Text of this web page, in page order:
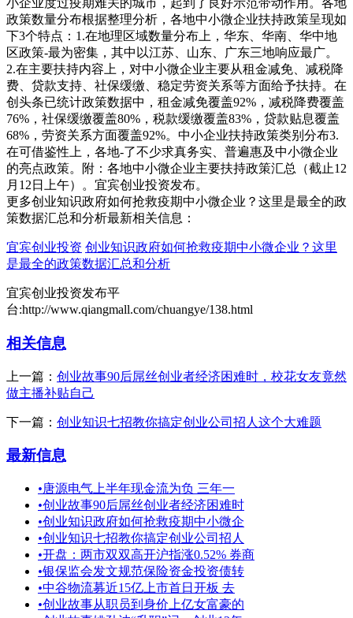
小企业度过疫期难关的城市，起到了良好示范带动作用。各地
政策数量分布根据整理分析，各地中小微企业扶持政策呈现如
下3个特点：1.在地理区域数量分布上，华东、华南、华中地
区政策-最为密集，其中以江苏、山东、广东三地响应最广。
2.在主要扶持内容上，对中小微企业主要从租金减免、减税降
费、贷款支持、社保缓缴、稳定劳资关系等方面给予扶持。在
创头条已统计政策数据中，租金减免覆盖92%，减税降费覆盖
76%，社保缓缴覆盖80%，税款缓缴覆盖83%，贷款贴息覆盖
68%，劳资关系方面覆盖92%。中小企业扶持政策类别分布3.
在可借鉴性上，各地-了不少求真务实、普遍惠及中小微企业
的亮点政策。附：各地中小微企业主要扶持政策汇总（截止12
月12日上午）。宜宾创业投资发布。
更多创业知识政府如何抢救疫期中小微企业？这里是最全的政
策数据汇总和分析最新相关信息：
宜宾创业投资 创业知识政府如何抢救疫期中小微企业？这里
是最全的政策数据汇总和分析
宜宾创业投资发布平
台:http://www.qiangmall.com/chuangye/138.html
相关信息
上一篇： 创业故事90后屌丝创业者经济困难时，校花女友竟然
做主播补贴自己
下一篇： 创业知识七招教你搞定创业公司招人这个大难题
最新信息
•唐源电气上半年现金流为负 三年一
•创业故事90后屌丝创业者经济困难时
•创业知识政府如何抢救疫期中小微企
•创业知识七招教你搞定创业公司招人
•开盘：两市双双高开沪指涨0.52% 券商
•银保监会发文规范保险资金投资债转
•中谷物流募近15亿上市首日开板 去
•创业故事从职员到身价上亿女富豪的